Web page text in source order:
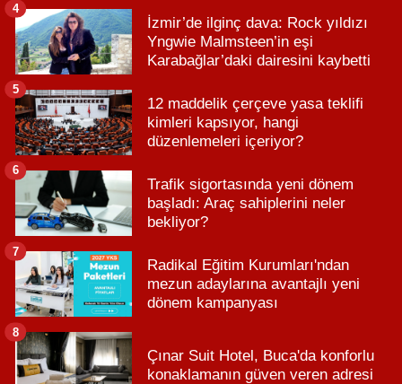
İzmir’de ilginç dava: Rock yıldızı
Yngwie Malmsteen’in eşi
Karabağlar’daki dairesini kaybetti
4
12 maddelik çerçeve yasa teklifi
kimleri kapsıyor, hangi
düzenlemeleri içeriyor?
5
Trafik sigortasında yeni dönem
başladı: Araç sahiplerini neler
bekliyor?
6
Radikal Eğitim Kurumları'ndan
mezun adaylarına avantajlı yeni
dönem kampanyası
7
Çınar Suit Hotel, Buca'da konforlu
konaklamanın güven veren adresi
8